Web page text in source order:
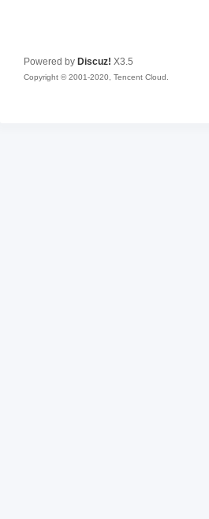
Powered by Discuz! X3.5
Copyright © 2001-2020, Tencent Cloud.